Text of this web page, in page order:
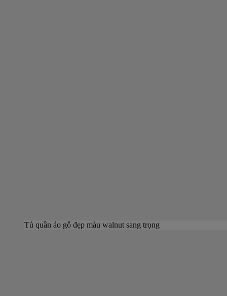
Tủ quần áo gỗ đẹp màu walnut sang trọng